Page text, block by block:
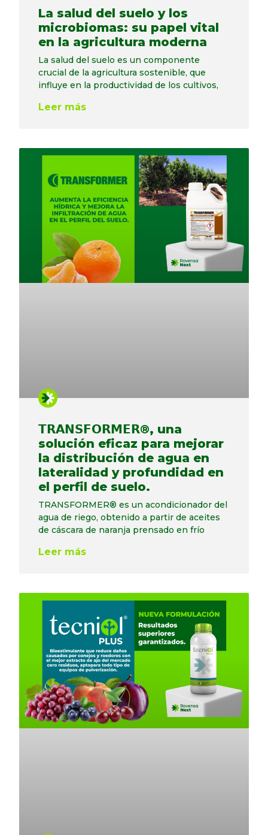
La salud del suelo y los
microbiomas: su papel vital
en la agricultura moderna
La salud del suelo es un componente
crucial de la agricultura sostenible, que
influye en la productividad de los cultivos,
Leer más
𝗧𝗥𝗔𝗡𝗦𝗙𝗢𝗥𝗠𝗘𝗥®, una
solución eficaz para mejorar
la distribución de agua en
lateralidad y profundidad en
el perfil de suelo.
TRANSFORMER® es un acondicionador del
agua de riego, obtenido a partir de aceites
de cáscara de naranja prensado en frío
Leer más